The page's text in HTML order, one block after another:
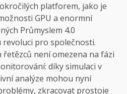
platforem, jako je
GPU a enormní
Průmyslem 4.0
pro společnosti.
není omezena na fázi
díky simulaci v
analýze mohou nyní
zkracovat prostoje